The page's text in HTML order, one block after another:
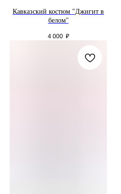
Кавказский костюм "Джигит в
белом"
4 000 ₽